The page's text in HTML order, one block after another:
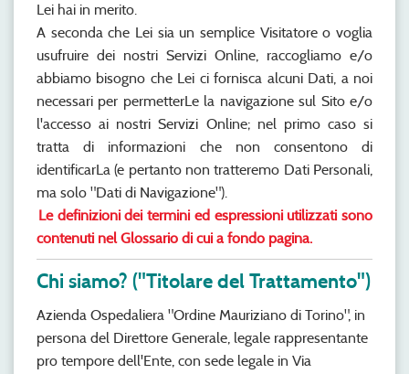
Lei hai in merito.
A seconda che Lei sia un semplice Visitatore o voglia
usufruire dei nostri Servizi Online, raccogliamo e/o
abbiamo bisogno che Lei ci fornisca alcuni Dati, a noi
necessari per permetterLe la navigazione sul Sito e/o
l'accesso ai nostri Servizi Online; nel primo caso si
tratta di informazioni che non consentono di
identificarLa (e pertanto non tratteremo Dati Personali,
ma solo "Dati di Navigazione").
Le definizioni dei termini ed espressioni utilizzati sono
contenuti nel Glossario di cui a fondo pagina.
Chi siamo? ("Titolare del Trattamento")
Azienda Ospedaliera "Ordine Mauriziano di Torino", in
persona del Direttore Generale, legale rappresentante
pro tempore dell'Ente, con sede legale in Via